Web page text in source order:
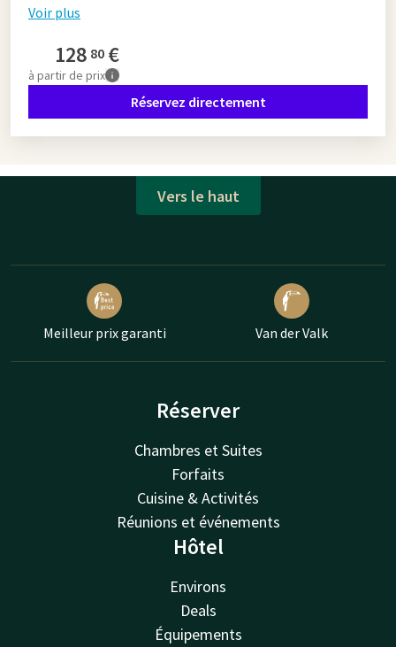
Voir plus
128 80 €
à partir de prix
Réservez directement
Vers le haut
Meilleur prix garanti Van der Valk
Réserver
Chambres et Suites
Forfaits
Cuisine & Activités
Réunions et événements
Hôtel
Environs
Deals
Équipements